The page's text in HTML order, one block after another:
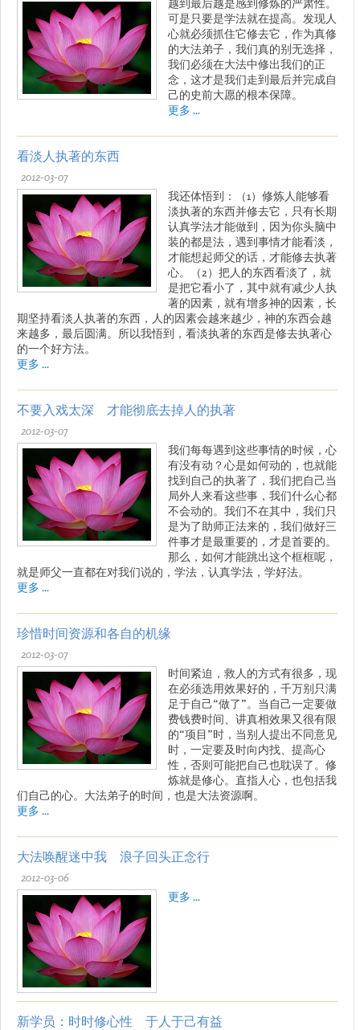
越到最后越是感到修炼的严肃性。
可是只要是学法就在提高。发现人
心就必须抓住它修去它，作为真修
的大法弟子，我们真的别无选择，
我们必须在大法中修出我们的正
念，这才是我们走到最后并完成自
己的史前大愿的根本保障。
更多 ...
看淡人执著的东西
2012-03-07
我还体悟到：（1）修炼人能够看
淡执著的东西并修去它，只有长期
认真学法才能做到，因为你头脑中
装的都是法，遇到事情才能看淡，
才能想起师父的话，才能修去执著
心。（2）把人的东西看淡了，就
是把它看小了，其中就有减少人执
著的因素，就有增多神的因素，长
期坚持看淡人执著的东西，人的因素会越来越少，神的东西会越
来越多，最后圆满。所以我悟到，看淡执著的东西是修去执著心
的一个好方法。
更多 ...
不要入戏太深 才能彻底去掉人的执著
2012-03-07
我们每每遇到这些事情的时候，心
有没有动？心是如何动的，也就能
找到自己的执著了，我们把自己当
局外人来看这些事，我们什么心都
不会动的。我们不在其中，我们只
是为了助师正法来的，我们做好三
件事才是最重要的，才是首要的。
那么，如何才能跳出这个框框呢，
就是师父一直都在对我们说的，学法，认真学法，学好法。
更多 ...
珍惜时间资源和各自的机缘
2012-03-07
时间紧迫，救人的方式有很多，现
在必须选用效果好的，千万别只满
足于自己“做了”。当自己一定要做
费钱费时间、讲真相效果又很有限
的“项目”时，当别人提出不同意见
时，一定要及时向内找、提高心
性，否则可能把自己也耽误了。修
炼就是修心。直指人心，也包括我
们自己的心。大法弟子的时间，也是大法资源啊。
更多 ...
大法唤醒迷中我 浪子回头正念行
2012-03-06
更多 ...
新学员：时时修心性 于人于己有益